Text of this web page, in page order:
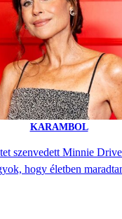
KARAMBOL
szenvedett Minnie
hogy életben